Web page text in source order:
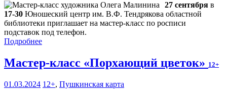
27 сентября в
17-30 Юношеский центр им. В.Ф. Тендрякова областной
библиотеки приглашает на мастер-класс по росписи
подставок под телефон.
Подробнее
Мастер-класс «Порхающий цветок» 12+
01.03.2024 12+, Пушкинская карта